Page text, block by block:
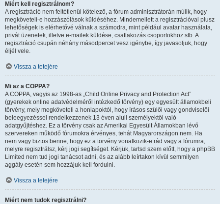
Miért kell regisztrálnom?
A regisztráció nem feltétlenül kötelező, a fórum adminisztrátorán múlik, hogy
megköveteli-e hozzászólások küldéséhez. Mindemellett a regisztrációval plusz
lehetőségek is elérhetővé válnak a számodra, mint például avatar használata,
privát üzenetek, illetve e-mailek küldése, csatlakozás csoportokhoz stb. A
regisztráció csupán néhány másodpercet vesz igénybe, így javasoljuk, hogy
éljél vele.
Vissza a tetejére
Mi az a COPPA?
A COPPA, vagyis az 1998-as „Child Online Privacy and Protection Act”
(gyerekek online adatvédelméről intézkedő törvény) egy egyesült államokbeli
törvény, mely megköveteli a honlapoktól, hogy írásos szülői vagy gondviselői
beleegyezéssel rendelkezzenek 13 éven aluli személyektől való
adatgyűjtéshez. Ez a törvény csak az Amerikai Egyesült Államokban lévő
szervereken működő fórumokra érvényes, tehát Magyarországon nem. Ha
nem vagy biztos benne, hogy ez a törvény vonatkozik-e rád vagy a fórumra,
melyre regisztrálsz, kérj jogi segítséget. Kérjük, tartsd szem előtt, hogy a phpBB
Limited nem tud jogi tanácsot adni, és az alább leírtakon kívül semmilyen
aggály esetén sem hozzájuk kell fordulni.
Vissza a tetejére
Miért nem tudok regisztrálni?